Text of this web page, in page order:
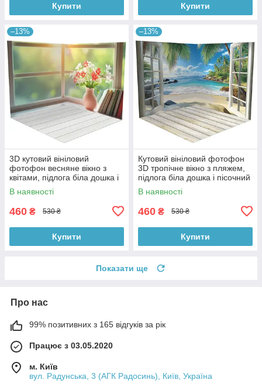
Купити Купити
–13%
3D кутовий вініловий
фотофон весняне вікно з
квітами, підлога біла дошка і
камінь, 50×50 см, №58638
В наявності
460 ₴ 530 ₴
Купити
–13%
Кутовий вініловий фотофон
3D тропічне вікно з пляжем,
підлога біла дошка і пісочний
камінь, 50×50 см, №58660
В наявності
460 ₴ 530 ₴
Купити
Показати ще
Про нас
99% позитивних з 165 відгуків за рік
Працює з 03.05.2020
м. Київ
вул. Радунська, 3 (АГК Радосинь), Київ, Україна